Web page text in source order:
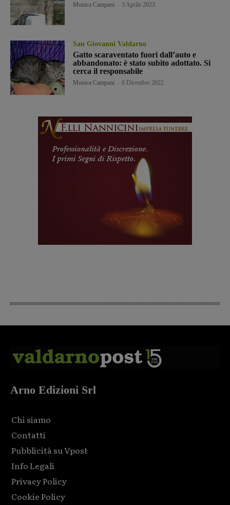
Monica Campani 3 Aprile 2023
San Giovanni Valdarno
Gatto scaraventato fuori dall’auto e
abbandonato: è stato subito adottato. Si
cerca il responsabile
Monica Campani 6 Dicembre 2022
Arno Edizioni Srl
Chi siamo
Contatti
Pubblicità su Vpost
Info Legali
Privacy Policy
Cookie Policy